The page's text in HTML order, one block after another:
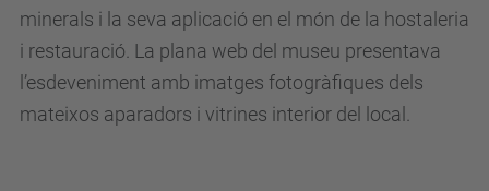
minerals i la seva aplicació en el món de la hostaleria
i restauració. La plana web del museu presentava
l’esdeveniment amb imatges fotogràfiques dels
mateixos aparadors i vitrines interior del local.